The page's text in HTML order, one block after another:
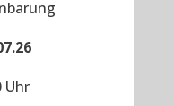
Uhr